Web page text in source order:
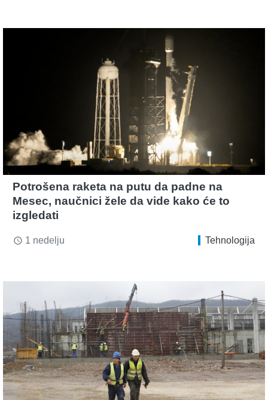
Potrošena raketa na putu da padne na
Mesec, naučnici žele da vide kako će to
izgledati
access_time 1 nedelju Tehnologija